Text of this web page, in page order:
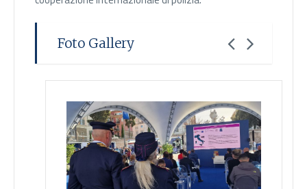
Foto Gallery